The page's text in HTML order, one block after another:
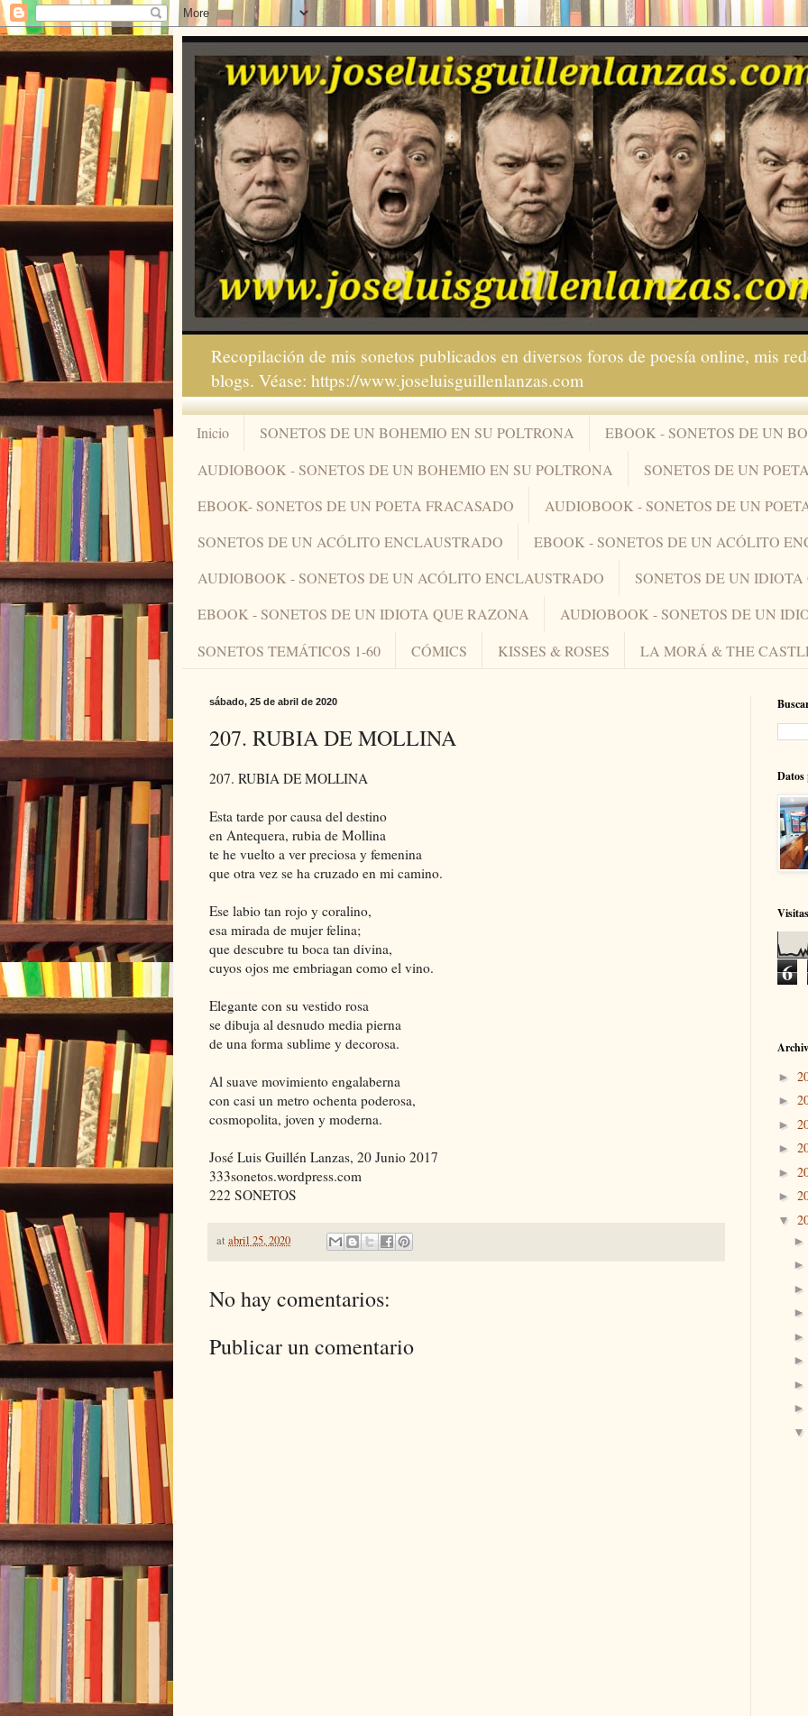
Recopilación de mis sonetos publicados en diversos foros de poesía online, mis
blogs. Véase: https://www.joseluisguillenlanzas.com
Inicio SONETOS DE UN BOHEMIO EN SU POLTRONA
EBOOK - SONETOS DE UN
AUDIOBOOK - SONETOS DE UN BOHEMIO EN SU POLTRONA
SONETOS DE UN
EBOOK- SONETOS DE UN POETA FRACASADO
AUDIOBOOK - SONETOS DE UN
SONETOS DE UN ACÓLITO ENCLAUSTRADO
EBOOK - SONETOS DE UN ACÓLITO
AUDIOBOOK - SONETOS DE UN ACÓLITO ENCLAUSTRADO
SONETOS DE UN
EBOOK - SONETOS DE UN IDIOTA QUE RAZONA
AUDIOBOOK - SONETOS DE UN
SONETOS TEMÁTICOS 1-60
CÓMICS KISSES & ROSES LA MORÁ & THE
sábado, 25 de abril de 2020
207. RUBIA DE MOLLINA
207. RUBIA DE MOLLINA
Esta tarde por causa del destino
en Antequera, rubia de Mollina
te he vuelto a ver preciosa y femenina
que otra vez se ha cruzado en mi camino.
Ese labio tan rojo y coralino,
esa mirada de mujer felina;
que descubre tu boca tan divina,
cuyos ojos me embriagan como el vino.
Elegante con su vestido rosa
se dibuja al desnudo media pierna
de una forma sublime y decorosa.
Al suave movimiento engalaberna
con casi un metro ochenta poderosa,
cosmopolita, joven y moderna.
José Luis Guillén Lanzas, 20 Junio 2017
333sonetos.wordpress.com
222 SONETOS
at abril 25, 2020
No hay comentarios:
Publicar un comentario
Datos
Visitas
6
►
►
►
►
►
►
▼